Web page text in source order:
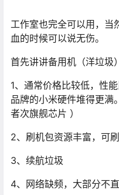
工作室也完全可以用，当
血的时候可以说无伤。
首先讲讲备用机（洋垃圾
1、通常价格比较低，性
品牌的小米硬件堆得更满
者次旗舰芯片 ）
2、刷机包资源丰富，可
3、续航垃圾
4、网络缺频，大部分不